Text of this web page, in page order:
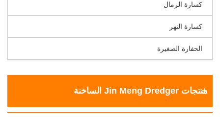
كسارة الرمال
كسارة النهر
الحفارة الصغيرة
منتجات Jin Meng Dredger الساخنة